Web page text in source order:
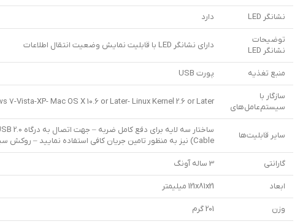
نشانگر LED دارد
توضیحات
نشانگر LED
دارای نشانگر LED با قابلیت نمایش وضعیت انتقال اطلاعات
منبع تغذیه پورت USB
سازگار با
سیستم‌عامل‌های
7-Vista-XP- Mac OS X 10.6 or Later- Linux Kernel 2.6 or Later
سایر قابلیت‌ها
Cable) نیز به منظور تامین جریان کافی استفاده نمایید – روکش سیلیکونی مقاوم با طراحی ساده مدرن
گارانتی 3 ساله آونگ
ابعاد 121x81x21 میلیمتر
وزن 201 گرم